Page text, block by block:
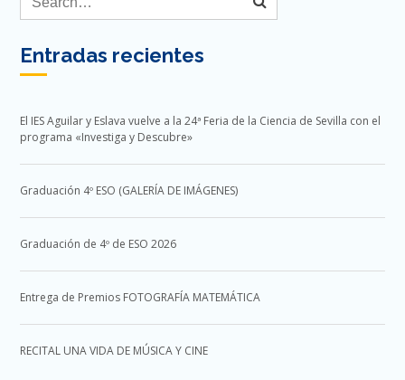
Entradas recientes
El IES Aguilar y Eslava vuelve a la 24ª Feria de la Ciencia de Sevilla con el
programa «Investiga y Descubre»
Graduación 4º ESO (GALERÍA DE IMÁGENES)
Graduación de 4º de ESO 2026
Entrega de Premios FOTOGRAFÍA MATEMÁTICA
RECITAL UNA VIDA DE MÚSICA Y CINE